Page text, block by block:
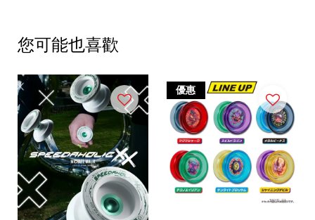
您可能也喜歡
優惠